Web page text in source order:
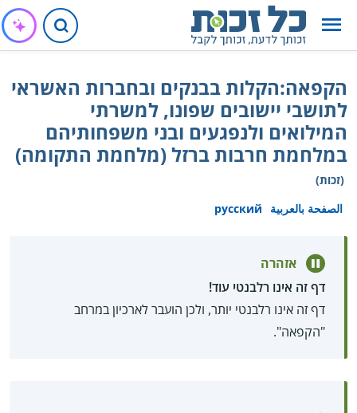
הקפאה:הקלות בבנקים ובחברות האשראי
לתושבי יישובים שפונו, למשרתי
המילואים ולנפגעים ובני משפחותיהם
במלחמת חרבות ברזל (מלחמת התקומה)
(זכות)
الصفحة بالعربية
русский
אזהרה
דף זה אינו רלבנטי עוד!
דף זה אינו רלבנטי יותר, ולכן הועבר לארכיון במרחב
"הקפאה".